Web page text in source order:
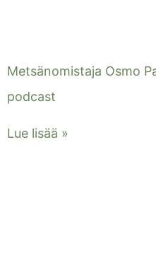
Metsänomistaja Osmo
podcast
Lue lisää »